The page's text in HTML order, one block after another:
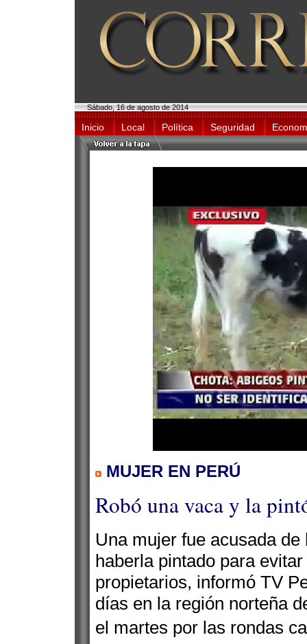
Sábado, 16 de agosto de 2014
Inicio Local Política Seguridad
MUJER EN PERÚ
Robó una vaca y la
Una mujer fue acusada
haberla pintado para
propietarios, informó TV
días en la región norteña
el martes por las rondas